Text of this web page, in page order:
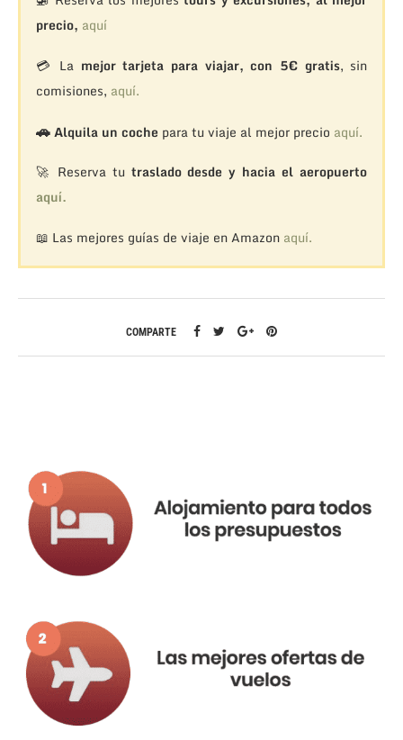
precio, aquí
💳 La mejor tarjeta para viajar, con 5€ gratis, sin
comisiones, aquí.
🚗Alquila un coche para tu viaje al mejor precio aquí.
🚀 Reserva tu traslado desde y hacia el aeropuerto
aquí.
📖 Las mejores guías de viaje en Amazon aquí.
COMPARTE